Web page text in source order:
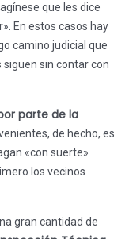
que les dice
En estos casos hay
camino judicial que
sin contar con
parte de la
de hecho, es
«con suerte»
los vecinos
gran cantidad de